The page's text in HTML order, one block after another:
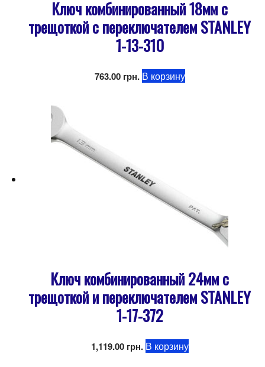
Ключ комбинированный 18мм с
трещоткой с переключателем STANLEY
1-13-310
763.00 грн. В корзину
Ключ комбинированный 24мм с
трещоткой и переключателем STANLEY
1-17-372
1,119.00 грн. В корзину